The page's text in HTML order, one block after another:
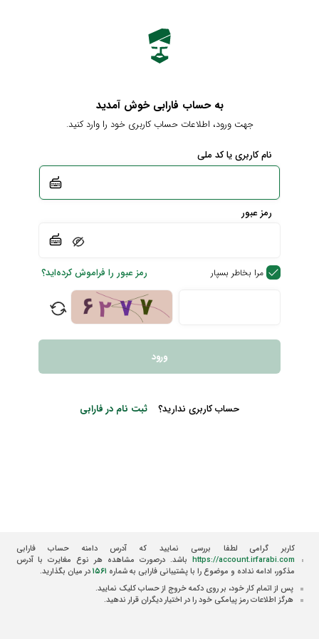
به حساب فارابی خوش آمدید
جهت ورود، اطلاعات حساب کاربری خود را وارد کنید.
نام کاربری یا کد ملی
رمز عبور
مرا بخاطر بسپار رمز عبور را فراموش کرده‌اید؟
ورود
حساب کاربری ندارید؟ ثبت نام در فارابی
کاربر گرامی لطفا بررسی نمایید که آدرس دامنه حساب فارابی
https://account.irfarabi.com باشد. درصورت مشاهده هر نوع مغایرت با آدرس
مذکور، ادامه نداده و موضوع را با پشتیبانی فارابی به شماره ۱۵۶۱در میان بگذارید.
پس از اتمام کار خود، بر روی دکمه خروج از حساب کلیک نمایید.
هرگز اطلاعات رمز پیامکی خود را در اختیار دیگران قرار ندهید.